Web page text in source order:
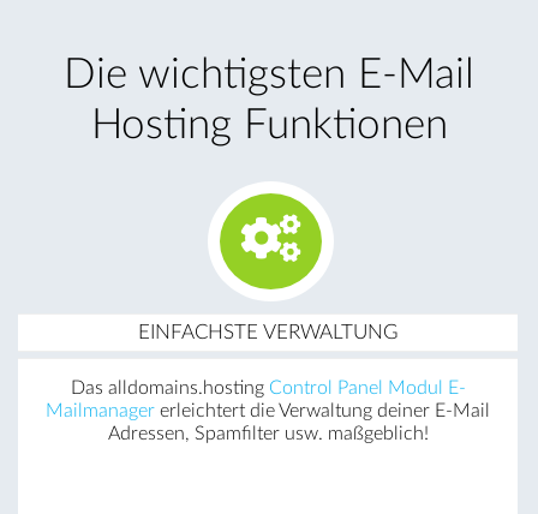
Die wichtigsten E-Mail
Hosting Funktionen
EINFACHSTE VERWALTUNG
Das alldomains.hosting Control Panel Modul E-
Mailmanager erleichtert die Verwaltung deiner E-Mail
Adressen, Spamfilter usw. maßgeblich!